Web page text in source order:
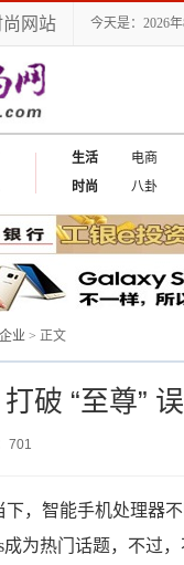
网站 今天是：2026
生活 电商
时尚
八卦
企业 > 正文
破 “至尊”
701
，智能手机处理器
为热门话题，不过